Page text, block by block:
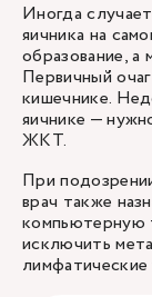
Иногда
яичника на
образование, а
Первичный
кишечнике.
яичнике —
ЖКТ.
При
врач также
компьютерную
исключить